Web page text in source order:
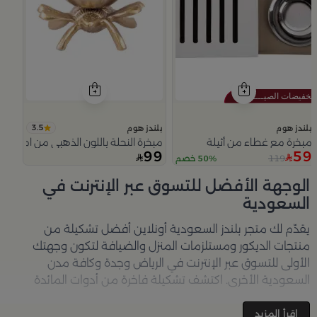
بلندز هوم
مبخرة مع غطاء من أثيلة
59
119 50% خصم
بلندز هوم 3.5
مبخرة النحلة باللون الذهبي من امارا
99
الوجهة الأفضل للتسوق عبر الإنترنت في
السعودية
يقدّم لك متجر بلندز السعودية أونلاين أفضل تشكيلة من
منتجات الديكور ومستلزمات المنزل والضيافة لتكون وجهتك
الأولى للتسوق عبر الإنترنت في الرياض وجدة وكافة مدن
السعودية الأخرى. اكتشف تشكيلة فاخرة من أدوات المائدة
جمالية على كل زاوية في منزلك – كل ذلك وأكثر في مكان واحد.
اقرأ المزيد